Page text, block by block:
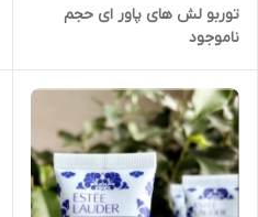
توربو لش های پاور ای حجم
turbo lash High powered
eyes full size 8g
ناموجود